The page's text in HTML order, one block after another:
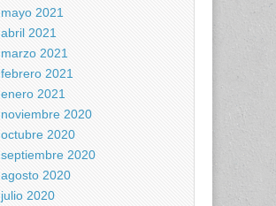
mayo 2021
abril 2021
marzo 2021
febrero 2021
enero 2021
noviembre 2020
octubre 2020
septiembre 2020
agosto 2020
julio 2020